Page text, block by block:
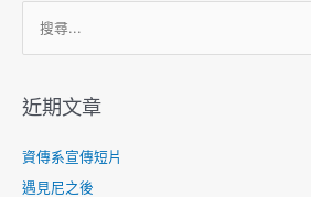
鍵
:
近期文章
資傳系宣傳短片
遇見尼之後